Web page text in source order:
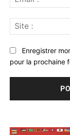
Enregistrer
pour la prochaine